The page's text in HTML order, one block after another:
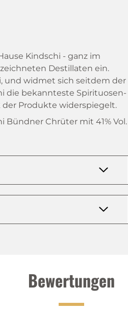
Kindschi - ganz im
Destillaten ein.
und widmet sich seitdem der
die bekannteste Spirituosen-
der Produkte widerspiegelt.
Chrüter mit 41% Vol.
Bewertungen